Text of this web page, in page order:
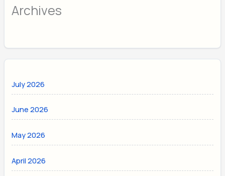
Archives
July 2026
June 2026
May 2026
April 2026